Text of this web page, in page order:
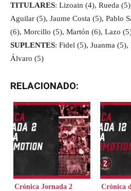
TITULARES: Lizoain (4), Rueda
Aguilar (5), Jaume Costa (5), Pablo
(6), Morcillo (5), Martón (6), Lazo
SUPLENTES: Fidel (5), Juanma
Álvaro (5)
RELACIONADO:
Crónica Jornada 2
Crónica